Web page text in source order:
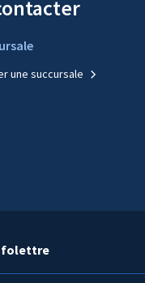
une succursale